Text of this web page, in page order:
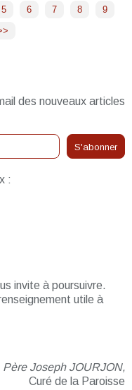
5 6 7 8
9
des nouveaux articles
:
invite à poursuivre.
utile à
Père Joseph JOURJON,
Curé de la Paroisse